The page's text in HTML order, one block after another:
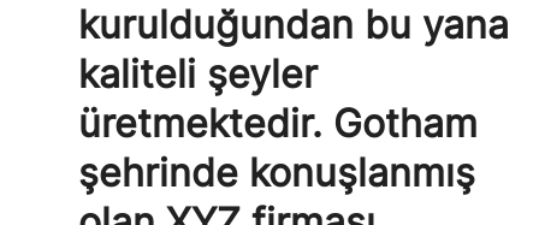
kurulduğundan bu yana
kaliteli şeyler
üretmektedir. Gotham
şehrinde konuşlanmış